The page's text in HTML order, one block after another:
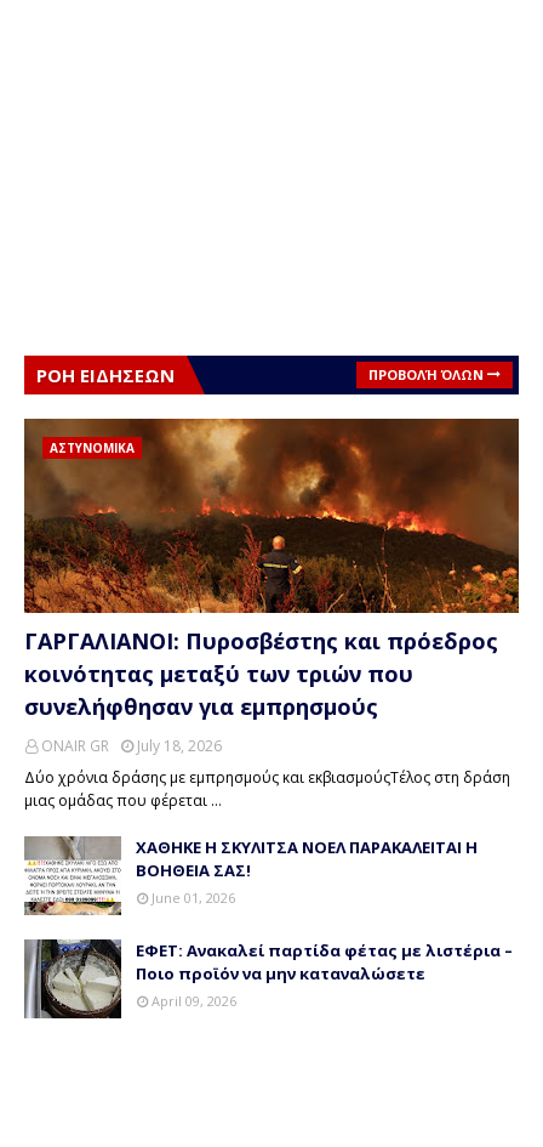
ΡΟΗ ΕΙΔΗΣΕΩΝ ΠΡΟΒΟΛΉ ΌΛΩΝ
ΑΣΤΥΝΟΜΙΚΑ
ΓΑΡΓΑΛΙΑΝΟΙ: Πυροσβέστης και πρόεδρος
κοινότητας μεταξύ των τριών που
συνελήφθησαν για εμπρησμούς
ONAIR GR
July 18, 2026
Δύο χρόνια δράσης με εμπρησμούς και εκβιασμούςΤέλος στη δράση
μιας ομάδας που φέρεται …
ΧΑΘΗΚΕ Η ΣΚΥΛΙΤΣΑ ΝΟΕΛ ΠΑΡΑΚΑΛΕΙΤΑΙ Η
ΒΟΗΘΕΙΑ ΣΑΣ!
June 01, 2026
ΕΦΕΤ: Ανακαλεί παρτίδα φέτας με λιστέρια –
Ποιο προϊόν να μην καταναλώσετε
April 09, 2026